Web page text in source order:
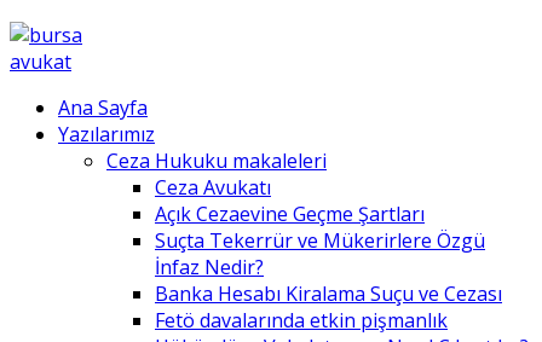
Ana Sayfa
Yazılarımız
Ceza Hukuku makaleleri
Ceza Avukatı
Açık Cezaevine Geçme Şartları
Suçta Tekerrür ve Mükerirlere Özgü
İnfaz Nedir?
Banka Hesabı Kiralama Suçu ve Cezası
Fetö davalarında etkin pişmanlık